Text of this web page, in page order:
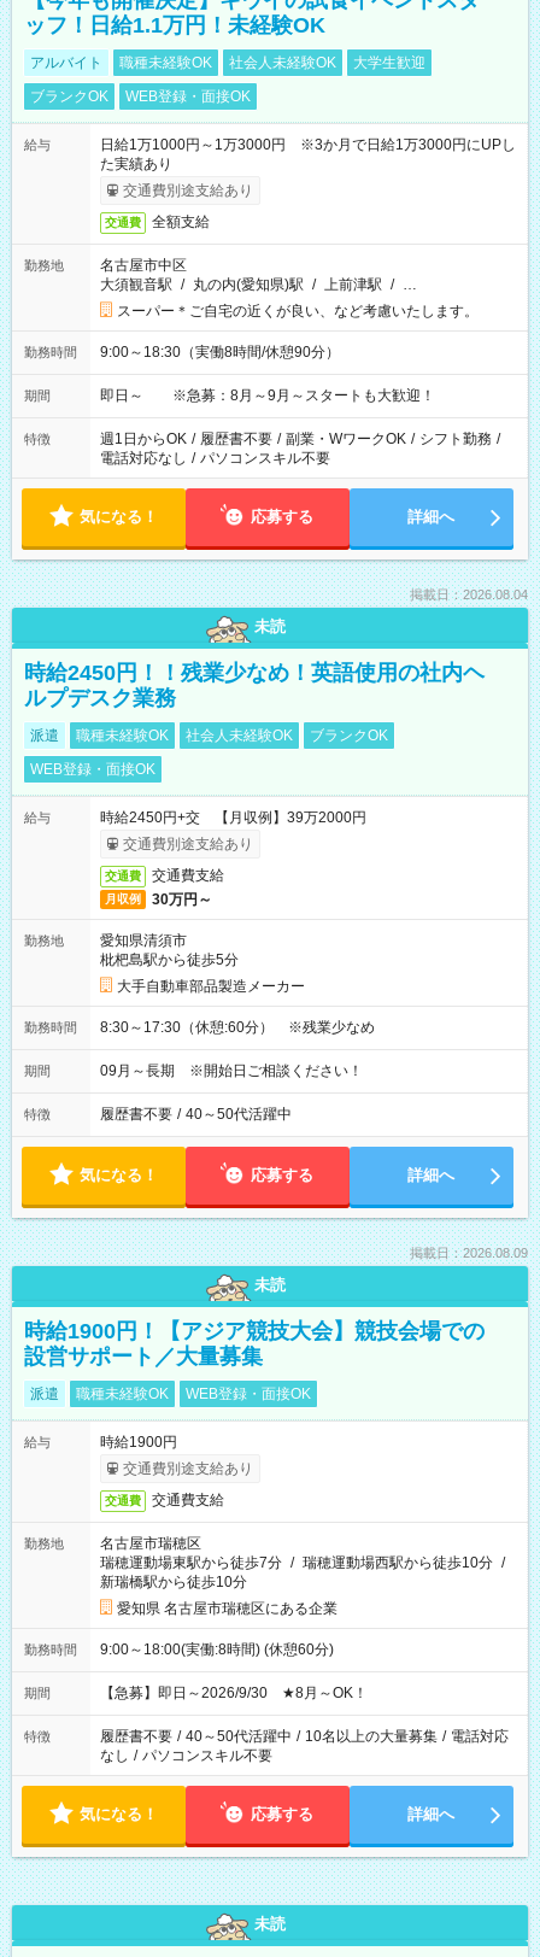
ッフ！日給1.1万円！未経験OK
アルバイト 職種未経験OK 社会人未経験OK
大学生歓迎
ブランクOK
WEB登録・面接OK
給与
日給1万1000円～1万3000円 ※3か月で日給1万3000円にUPし
た実績あり
交通費別途支給あり
交通費 全額支給
勤務地
名古屋市中区
大須観音駅 / 丸の内(愛知県)駅 / 上前津駅 / …
スーパー＊ご自宅の近くが良い、など考慮いたします。
勤務時間 9:00～18:30（実働8時間/休憩90分）
期間 即日～ ※急募：8月～9月～スタートも大歓迎！
特徴 週1日からOK / 履歴書不要 / 副業・WワークOK / シフト勤務 /
電話対応なし / パソコンスキル不要
気になる！ 応募する 詳細へ
掲載日：2026.08.04
未読
時給2450円！！残業少なめ！英語使用の社内ヘ
ルプデスク業務
派遣 職種未経験OK 社会人未経験OK
ブランクOK
WEB登録・面接OK
給与
時給2450円+交 【月収例】39万2000円
交通費別途支給あり
交通費 交通費支給
月収例 30万円～
勤務地
愛知県清須市
枇杷島駅から徒歩5分
大手自動車部品製造メーカー
勤務時間 8:30～17:30（休憩:60分） ※残業少なめ
期間 09月～長期 ※開始日ご相談ください！
特徴 履歴書不要 / 40～50代活躍中
気になる！ 応募する 詳細へ
掲載日：2026.08.09
未読
時給1900円！【アジア競技大会】競技会場での
設営サポート／大量募集
派遣 職種未経験OK WEB登録・面接OK
給与
時給1900円
交通費別途支給あり
交通費 交通費支給
勤務地
名古屋市瑞穂区
瑞穂運動場東駅から徒歩7分 / 瑞穂運動場西駅から徒歩10分 /
新瑞橋駅から徒歩10分
愛知県 名古屋市瑞穂区にある企業
勤務時間 9:00～18:00(実働:8時間) (休憩60分)
期間 【急募】即日～2026/9/30 ★8月～OK！
特徴 履歴書不要 / 40～50代活躍中 / 10名以上の大量募集 / 電話対応
なし / パソコンスキル不要
気になる！ 応募する 詳細へ
未読